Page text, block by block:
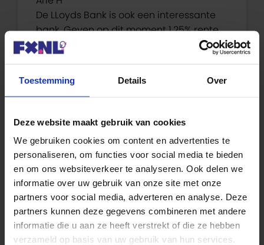
Toestemming Details Over
Deze website maakt gebruik van cookies
We gebruiken cookies om content en advertenties te
personaliseren, om functies voor social media te bieden
en om ons websiteverkeer te analyseren. Ook delen we
informatie over uw gebruik van onze site met onze
partners voor social media, adverteren en analyse. Deze
partners kunnen deze gegevens combineren met andere
informatie die u aan ze heeft verstrekt of die ze hebben
verzameld op basis van uw gebruik van hun services.
De LLoyds Bank is ook een interessante
bank. Geven op dit moment 1,25% rente.
Valt onder het Duitse
kantoor in Amsterdam en een
Nederlands talige website. Heb hier
Elly
2 maart 2023 om 12:30